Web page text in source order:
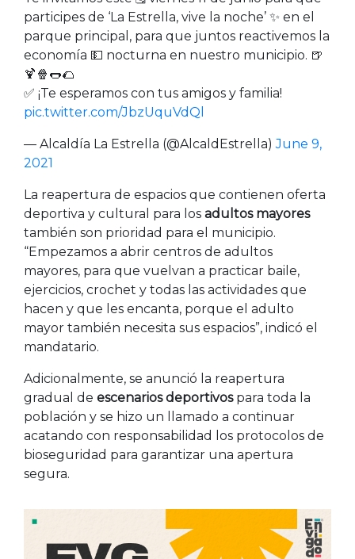
participes de ‘La Estrella, vive la noche’ ✨ en el
parque principal, para que juntos reactivemos la
economía 💵 nocturna en nuestro municipio. 🍺
🍹🍿🌭🌮
✅ ¡Te esperamos con tus amigos y familia!
pic.twitter.com/JbzUquVdQl
— Alcaldía La Estrella (@AlcaldEstrella)June 9,
2021
La reapertura de espacios que contienen oferta
deportiva y cultural para los adultos mayores
también son prioridad para el municipio.
“Empezamos a abrir centros de adultos
mayores, para que vuelvan a practicar baile,
ejercicios, crochet y todas las actividades que
hacen y que les encanta, porque el adulto
mayor también necesita sus espacios”, indicó el
mandatario.
Adicionalmente, se anunció la reapertura
gradual de escenarios deportivospara toda la
población y se hizo un llamado a continuar
acatando con responsabilidad los protocolos de
bioseguridad para garantizar una apertura
segura.